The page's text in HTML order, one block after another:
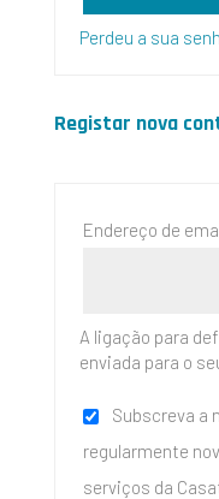
Perdeu a sua
Registar nova
Endereço de
A ligação para
enviada para o
Subscreva a
regularmente
serviços da